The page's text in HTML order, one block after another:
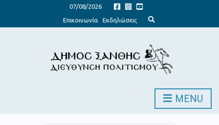
07/08/2026
Επικοινωνία
Εκδηλώσεις
x
d
s
e
c
o
MENU